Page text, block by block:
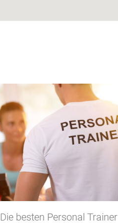
Die besten Personal Trainer